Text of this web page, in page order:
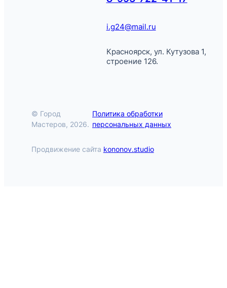
i.g24@mail.ru
Красноярск, ул. Кутузова 1,
строение 126.
© Город
Мастеров, 2026.
Политика обработки
персональных данных
Продвижение сайта kononov.studio